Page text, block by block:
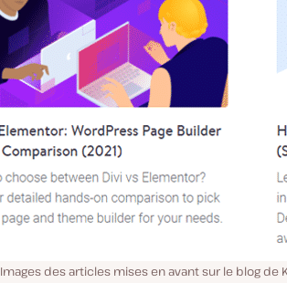
Images des articles mises en avant sur le blog de